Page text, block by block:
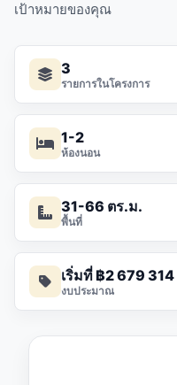
เป้าหมายของคุณ
3
รายการในโครงการ
1-2
ห้องนอน
31-66 ตร.ม.
พื้นที่
เริ่มที่ ฿2 679 314
งบประมาณ